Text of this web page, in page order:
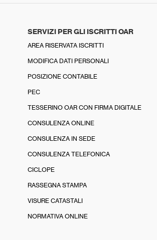
SERVIZI PER GLI ISCRITTI OAR
AREA RISERVATA ISCRITTI
MODIFICA DATI PERSONALI
POSIZIONE CONTABILE
PEC
TESSERINO OAR CON FIRMA DIGITALE
CONSULENZA ONLINE
CONSULENZA IN SEDE
CONSULENZA TELEFONICA
CICLOPE
RASSEGNA STAMPA
VISURE CATASTALI
NORMATIVA ONLINE